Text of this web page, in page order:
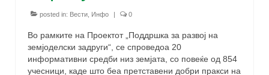
posted in: Вести Инфо | 0
Во рамките на Проектот „Поддршка за развој на
земјоделски задруги“, се спроведоа 20
информативни средби низ земјата, со повеќе од 854
учесници, каде што беа претставени добри пракси на